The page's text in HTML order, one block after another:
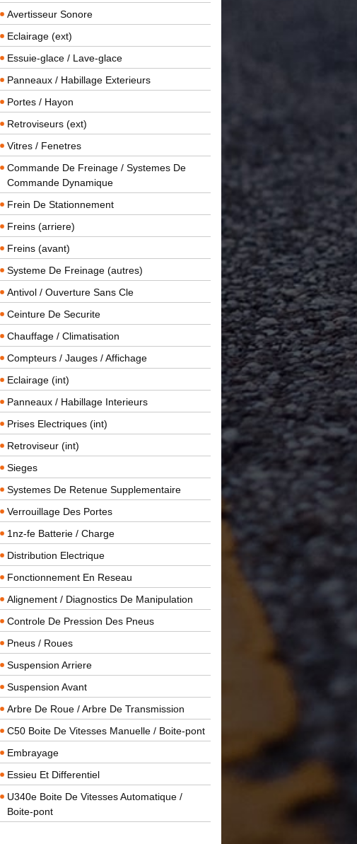
Avertisseur Sonore
Eclairage (ext)
Essuie-glace / Lave-glace
Panneaux / Habillage Exterieurs
Portes / Hayon
Retroviseurs (ext)
Vitres / Fenetres
Commande De Freinage / Systemes De
Commande Dynamique
Frein De Stationnement
Freins (arriere)
Freins (avant)
Systeme De Freinage (autres)
Antivol / Ouverture Sans Cle
Ceinture De Securite
Chauffage / Climatisation
Compteurs / Jauges / Affichage
Eclairage (int)
Panneaux / Habillage Interieurs
Prises Electriques (int)
Retroviseur (int)
Sieges
Systemes De Retenue Supplementaire
Verrouillage Des Portes
1nz-fe Batterie / Charge
Distribution Electrique
Fonctionnement En Reseau
Alignement / Diagnostics De Manipulation
Controle De Pression Des Pneus
Pneus / Roues
Suspension Arriere
Suspension Avant
Arbre De Roue / Arbre De Transmission
C50 Boite De Vitesses Manuelle / Boite-pont
Embrayage
Essieu Et Differentiel
U340e Boite De Vitesses Automatique /
Boite-pont